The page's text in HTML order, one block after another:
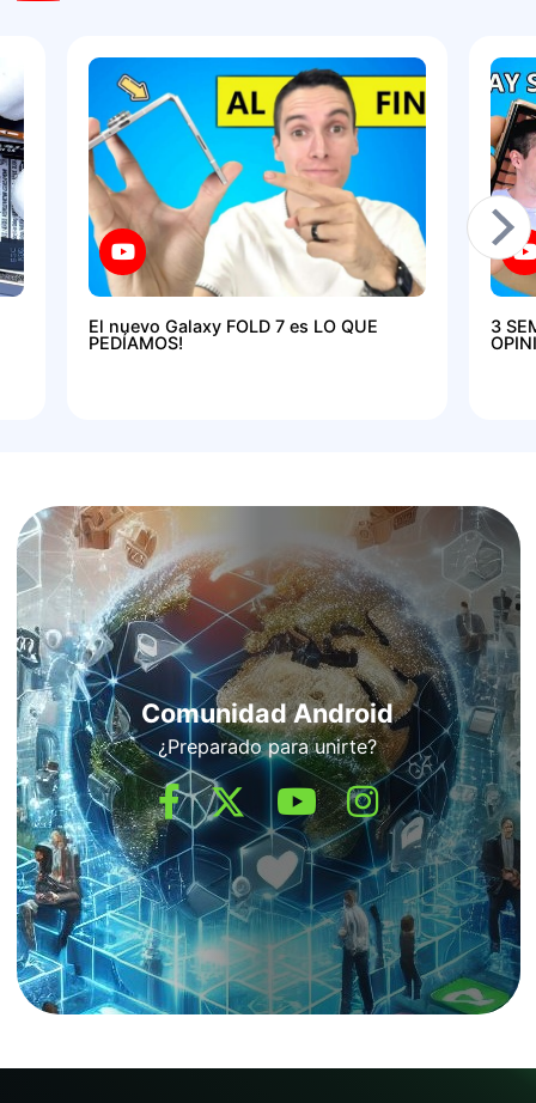
El nuevo Galaxy FOLD 7 es LO QUE
PEDÍAMOS!
3
Comunidad Android
¿Preparado para unirte?